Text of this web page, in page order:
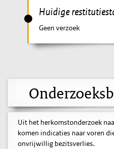
Huidige
Geen verzoek
Uit het herkomstonderzoek
komen indicaties naar voren
onvrijwillig bezitsverlies.